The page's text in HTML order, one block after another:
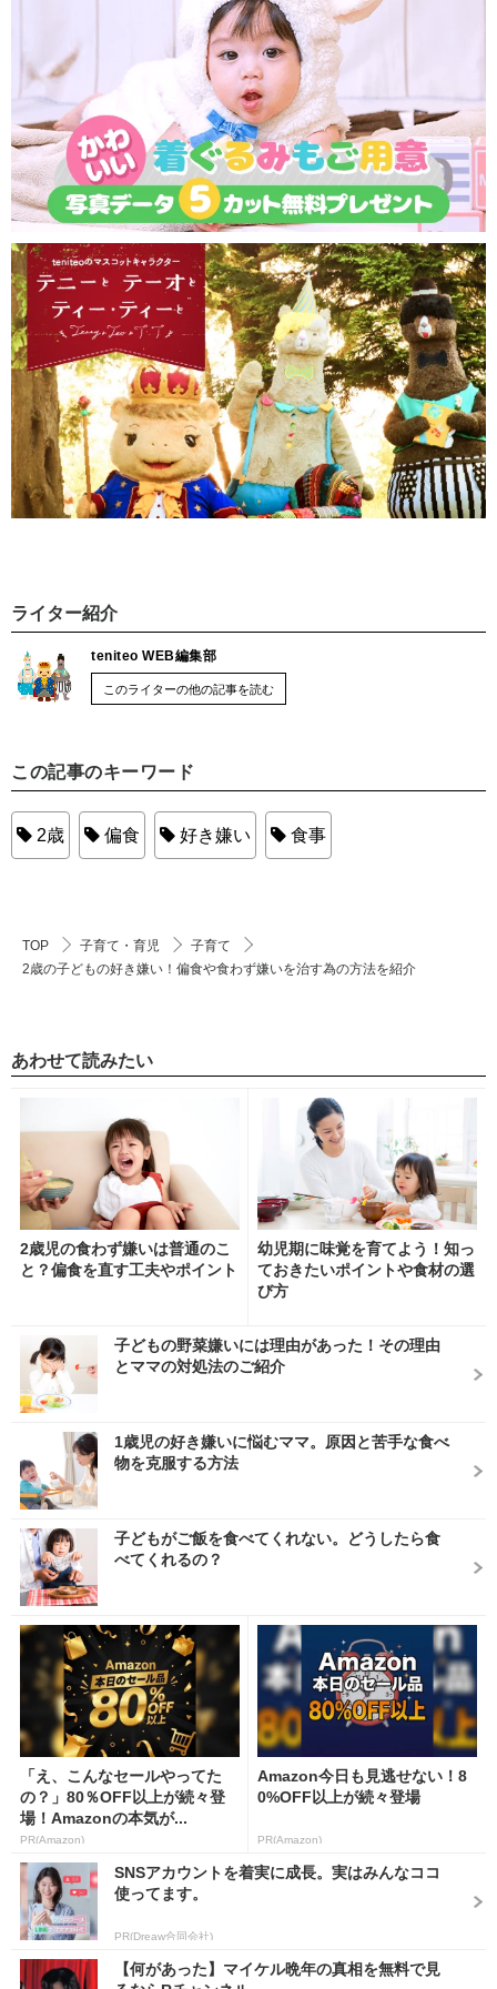
ライター紹介
teniteo WEB編集部
このライターの他の記事を読む
この記事のキーワード
2歳 偏食 好き嫌い 食事
TOP 子育て・育児
子育て
2歳の子どもの好き嫌い！偏食や食わず嫌いを治す為の方法を紹介
あわせて読みたい
2歳児の食わず嫌いは普通のこ
と？偏食を直す工夫やポイント
幼児期に味覚を育てよう！知っ
ておきたいポイントや食材の選
び方
子どもの野菜嫌いには理由があった！その理由
とママの対処法のご紹介
1歳児の好き嫌いに悩むママ。原因と苦手な食べ
物を克服する方法
子どもがご飯を食べてくれない。どうしたら食
べてくれるの？
「え、こんなセールやってた
の？」80％OFF以上が続々登
場！Amazonの本気が...
PR(Amazon)
Amazon今日も見逃せない！8
0%OFF以上が続々登場
PR(Amazon)
SNSアカウントを着実に成長。実はみんなココ
使ってます。
PR(Dreaw合同会社)
【何があった】マイケル晩年の真相を無料で見